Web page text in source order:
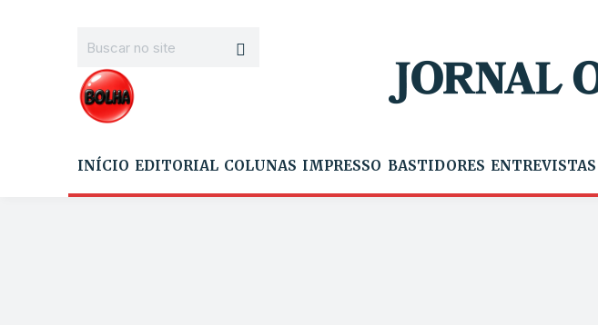
INÍCIO EDITORIAL COLUNAS IMPRESSO BASTIDORES ENTREVISTAS